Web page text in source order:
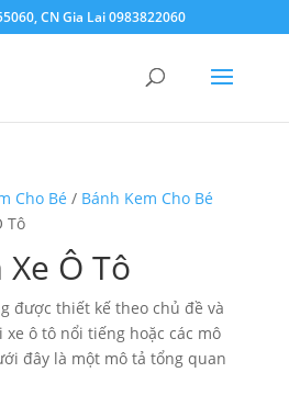
CN Gia Lai 0983822060
Cho Bé / Bánh Kem Cho Bé
Tô
Ô Tô
được thiết kế theo chủ đề và
ô tô nổi tiếng hoặc các mô
đây là một mô tả tổng quan